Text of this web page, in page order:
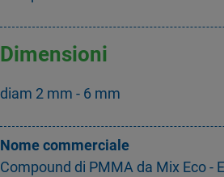
Dimensioni
diam 2 mm - 6 mm
Nome commerciale
Compound di PMMA da Mix Eco -